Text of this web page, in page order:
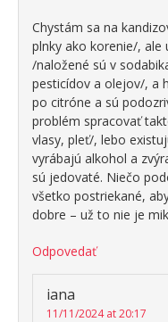
Chystám sa na
plnky ako korenie/, ale
/naložené sú v
pesticídov a olejov/, a
po citróne a sú
problém spracovať
vlasy, pleť/, lebo
vyrábajú alkohol a
sú jedovaté. Niečo
všetko postriekané,
dobre – už to nie je
Odpovedať
iana
11/11/2024 at 20:17